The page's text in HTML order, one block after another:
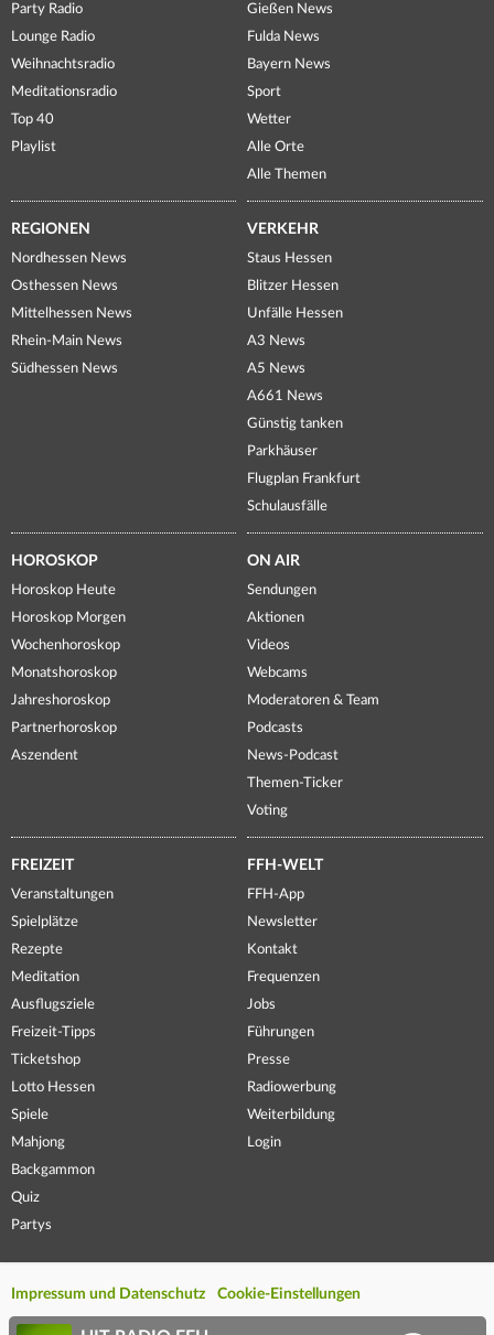
Party Radio
Lounge Radio
Weihnachtsradio
Meditationsradio
Top 40
Playlist
Gießen News
Fulda News
Bayern News
Sport
Wetter
Alle Orte
Alle Themen
REGIONEN
Nordhessen News
Osthessen News
Mittelhessen News
Rhein-Main News
Südhessen News
VERKEHR
Staus Hessen
Blitzer Hessen
Unfälle Hessen
A3 News
A5 News
A661 News
Günstig tanken
Parkhäuser
Flugplan Frankfurt
Schulausfälle
HOROSKOP
Horoskop Heute
Horoskop Morgen
Wochenhoroskop
Monatshoroskop
Jahreshoroskop
Partnerhoroskop
Aszendent
ON AIR
Sendungen
Aktionen
Videos
Webcams
Moderatoren & Team
Podcasts
News-Podcast
Themen-Ticker
Voting
FREIZEIT
Veranstaltungen
Spielplätze
Rezepte
Meditation
Ausflugsziele
Freizeit-Tipps
Ticketshop
Lotto Hessen
Spiele
Mahjong
Backgammon
Quiz
Partys
FFH-WELT
FFH-App
Newsletter
Kontakt
Frequenzen
Jobs
Führungen
Presse
Radiowerbung
Weiterbildung
Login
Impressum und Datenschutz Cookie-Einstellungen